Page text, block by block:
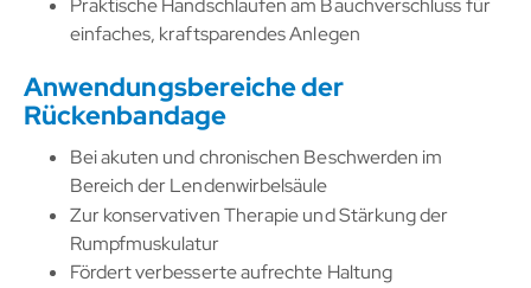
Praktische Handschlaufen am Bauchverschluss für
einfaches, kraftsparendes Anlegen
Anwendungsbereiche der
Rückenbandage
Bei akuten und chronischen Beschwerden im
Bereich der Lendenwirbelsäule
Zur konservativen Therapie und Stärkung der
Rumpfmuskulatur
Fördert verbesserte aufrechte Haltung